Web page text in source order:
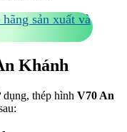
sản xuất và
Khánh
thép hình V70 An